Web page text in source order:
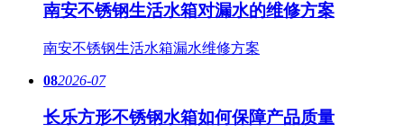
南安不锈钢生活水箱对漏水的维修方案
南安​不锈钢生活水箱漏水维修方案
082026-07
长乐方形不锈钢水箱如何保障产品质量